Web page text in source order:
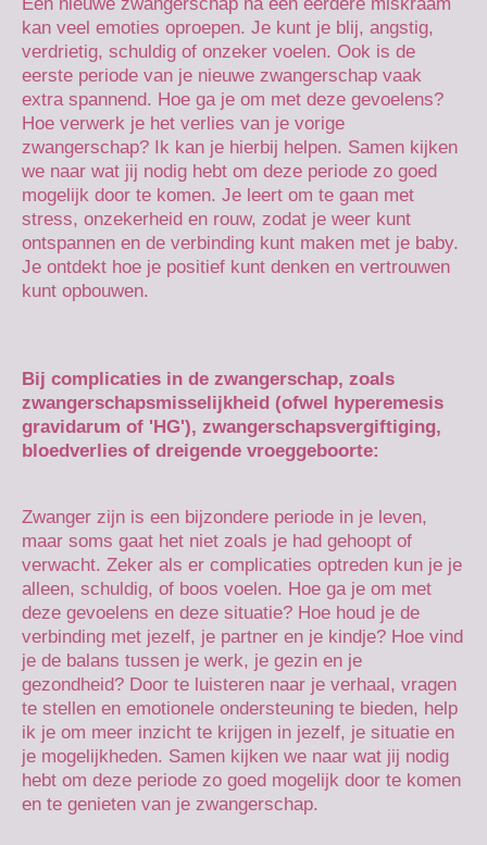
Een nieuwe zwangerschap na een eerdere miskraam
kan veel emoties oproepen. Je kunt je blij, angstig,
verdrietig, schuldig of onzeker voelen. Ook is de
eerste periode van je nieuwe zwangerschap vaak
extra spannend. Hoe ga je om met deze gevoelens?
Hoe verwerk je het verlies van je vorige
zwangerschap? Ik kan je hierbij helpen. Samen kijken
we naar wat jij nodig hebt om deze periode zo goed
mogelijk door te komen. Je leert om te gaan met
stress, onzekerheid en rouw, zodat je weer kunt
ontspannen en de verbinding kunt maken met je baby.
Je ontdekt hoe je positief kunt denken en vertrouwen
kunt opbouwen.
Bij complicaties in de zwangerschap, zoals
zwangerschapsmisselijkheid (ofwel hyperemesis
gravidarum of 'HG'), zwangerschapsvergiftiging,
bloedverlies of dreigende vroeggeboorte:
Zwanger zijn is een bijzondere periode in je leven,
maar soms gaat het niet zoals je had gehoopt of
verwacht. Zeker als er complicaties optreden kun je je
alleen, schuldig, of boos voelen. Hoe ga je om met
deze gevoelens en deze situatie? Hoe houd je de
verbinding met jezelf, je partner en je kindje? Hoe vind
je de balans tussen je werk, je gezin en je
gezondheid? Door te luisteren naar je verhaal, vragen
te stellen en emotionele ondersteuning te bieden, help
ik je om meer inzicht te krijgen in jezelf, je situatie en
je mogelijkheden. Samen kijken we naar wat jij nodig
hebt om deze periode zo goed mogelijk door te komen
en te genieten van je zwangerschap.